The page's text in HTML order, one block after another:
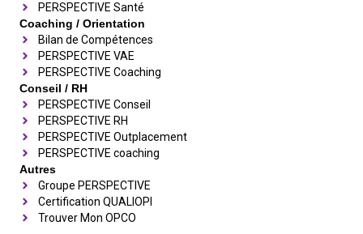
PERSPECTIVE Santé
Coaching / Orientation
Bilan de Compétences
PERSPECTIVE VAE
PERSPECTIVE Coaching
Conseil / RH
PERSPECTIVE Conseil
PERSPECTIVE RH
PERSPECTIVE Outplacement
PERSPECTIVE coaching
Autres
Groupe PERSPECTIVE
Certification QUALIOPI
Trouver Mon OPCO